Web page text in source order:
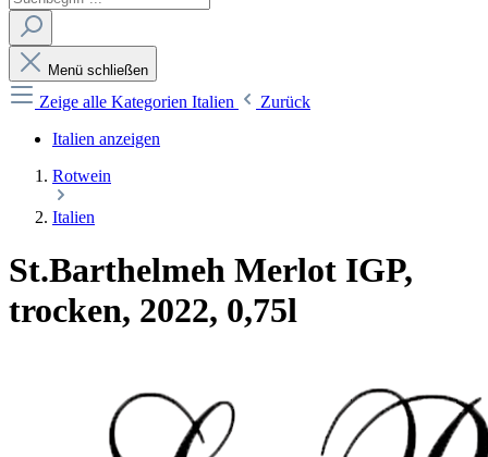
Menü schließen
Zeige alle Kategorien Italien
Zurück
Italien anzeigen
Rotwein
Italien
St.Barthelmeh Merlot IGP,
trocken, 2022, 0,75l